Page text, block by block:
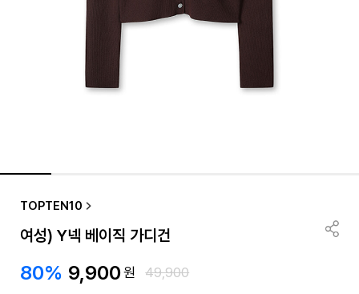
TOPTEN10
여성) Y넥 베이직 가디건
80% 9,900원 49,900